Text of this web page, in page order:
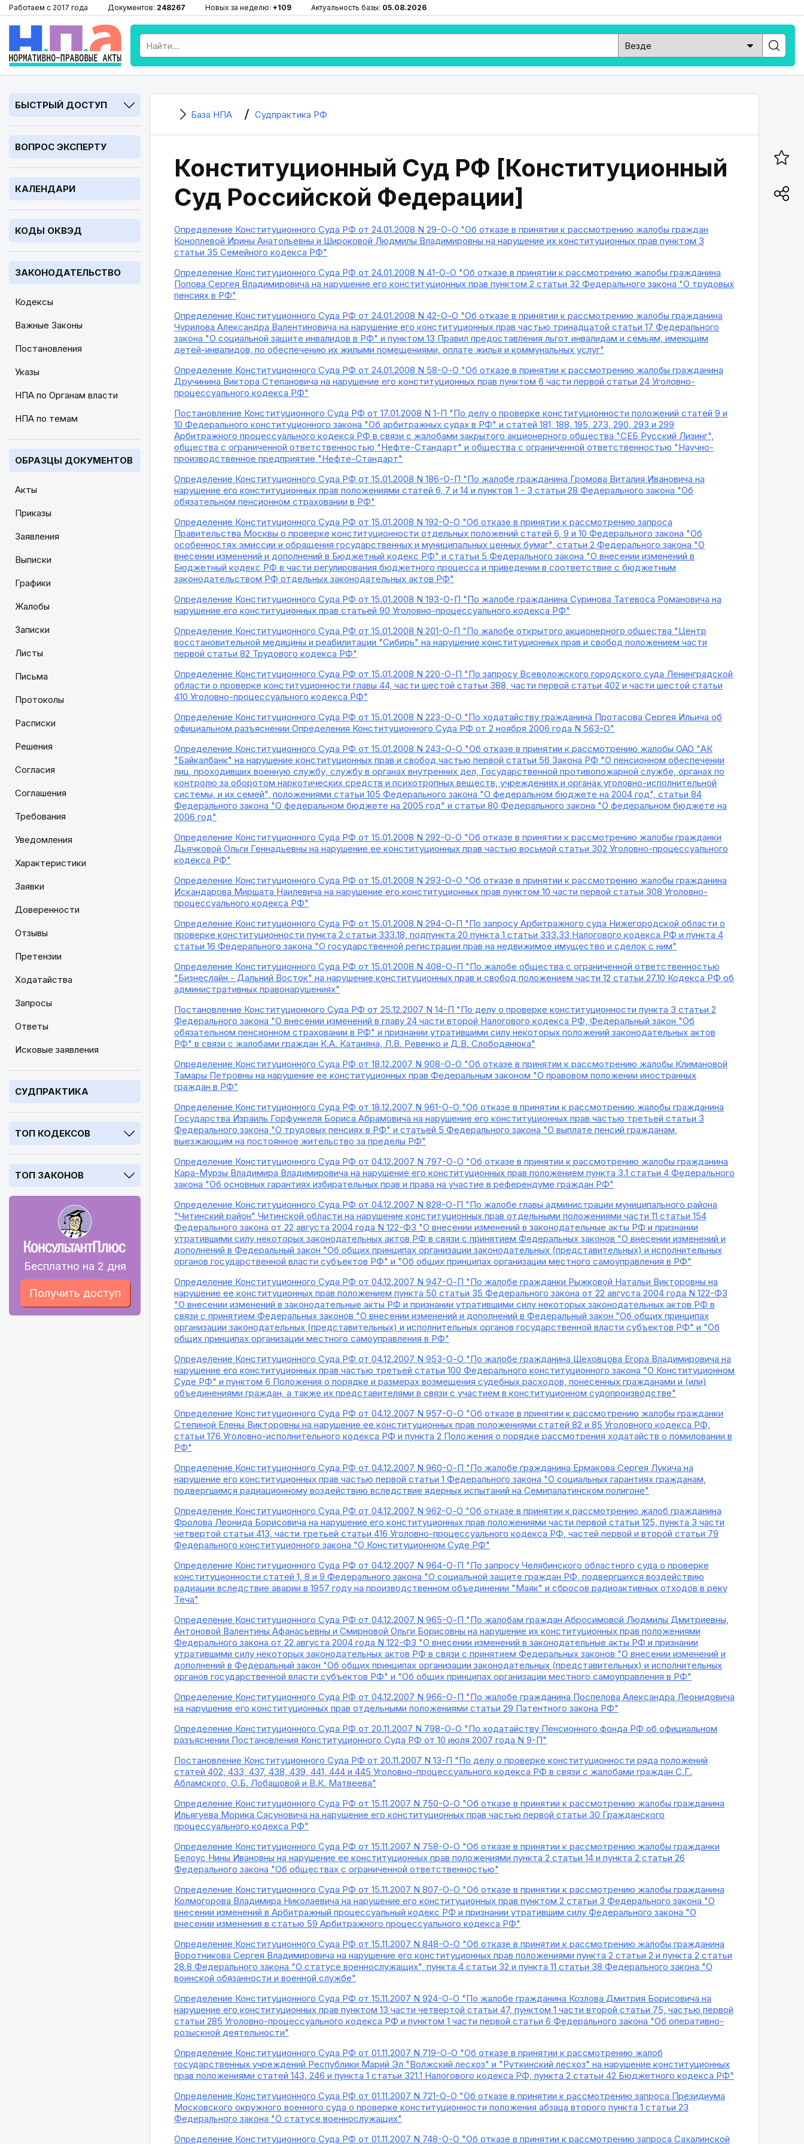
Работаем с 2017 года Документов: 248267 Новых за неделю: +109 Актуальность базы: 05.08.2026
БЫСТРЫЙ ДОСТУП
ВОПРОС ЭКСПЕРТУ
КАЛЕНДАРИ
КОДЫ ОКВЭД
ЗАКОНОДАТЕЛЬСТВО
Кодексы
Важные Законы
Постановления
Указы
НПА по Органам власти
НПА по темам
ОБРАЗЦЫ ДОКУМЕНТОВ
Акты
Приказы
Заявления
Выписки
Графики
Жалобы
Записки
Листы
Письма
Протоколы
Расписки
Решения
Согласия
Соглашения
Требования
Уведомления
Характеристики
Заявки
Доверенности
Отзывы
Претензии
Ходатайства
Запросы
Ответы
Исковые заявления
СУДПРАКТИКА
ТОП КОДЕКСОВ
ТОП ЗАКОНОВ
Бесплатно на 2 дня
Получить доступ
База НПА Судпрактика РФ
Конституционный Суд РФ [Конституционный
Суд Российской Федерации]
Определение Конституционного Суда РФ от 24.01.2008 N 29-О-О "Об отказе в принятии к рассмотрению жалобы граждан
Коноплевой Ирины Анатольевны и Широковой Людмилы Владимировны на нарушение их конституционных прав пунктом 3
статьи 35 Семейного кодекса РФ"
Определение Конституционного Суда РФ от 24.01.2008 N 41-О-О "Об отказе в принятии к рассмотрению жалобы гражданина
Попова Сергея Владимировича на нарушение его конституционных прав пунктом 2 статьи 32 Федерального закона "О трудовых
пенсиях в РФ"
Определение Конституционного Суда РФ от 24.01.2008 N 42-О-О "Об отказе в принятии к рассмотрению жалобы гражданина
Чурилова Александра Валентиновича на нарушение его конституционных прав частью тринадцатой статьи 17 Федерального
закона "О социальной защите инвалидов в РФ" и пунктом 13 Правил предоставления льгот инвалидам и семьям, имеющим
детей-инвалидов, по обеспечению их жилыми помещениями, оплате жилья и коммунальных услуг"
Определение Конституционного Суда РФ от 24.01.2008 N 58-О-О "Об отказе в принятии к рассмотрению жалобы гражданина
Дручинина Виктора Степановича на нарушение его конституционных прав пунктом 6 части первой статьи 24 Уголовно-
процессуального кодекса РФ"
Постановление Конституционного Суда РФ от 17.01.2008 N 1-П "По делу о проверке конституционности положений статей 9 и
10 Федерального конституционного закона "Об арбитражных судах в РФ" и статей 181, 188, 195, 273, 290, 293 и 299
Арбитражного процессуального кодекса РФ в связи с жалобами закрытого акционерного общества "СЕБ Русский Лизинг",
общества с ограниченной ответственностью "Нефте-Стандарт" и общества с ограниченной ответственностью "Научно-
производственное предприятие "Нефте-Стандарт"
Определение Конституционного Суда РФ от 15.01.2008 N 186-О-П "По жалобе гражданина Громова Виталия Ивановича на
нарушение его конституционных прав положениями статей 6, 7 и 14 и пунктов 1 - 3 статьи 28 Федерального закона "Об
обязательном пенсионном страховании в РФ"
Определение Конституционного Суда РФ от 15.01.2008 N 192-О-О "Об отказе в принятии к рассмотрению запроса
Правительства Москвы о проверке конституционности отдельных положений статей 6, 9 и 10 Федерального закона "Об
особенностях эмиссии и обращения государственных и муниципальных ценных бумаг", статьи 2 Федерального закона "О
внесении изменений и дополнений в Бюджетный кодекс РФ" и статьи 5 Федерального закона "О внесении изменений в
Бюджетный кодекс РФ в части регулирования бюджетного процесса и приведении в соответствие с бюджетным
законодательством РФ отдельных законодательных актов РФ"
Определение Конституционного Суда РФ от 15.01.2008 N 193-О-П "По жалобе гражданина Суринова Татевоса Романовича на
нарушение его конституционных прав статьей 90 Уголовно-процессуального кодекса РФ"
Определение Конституционного Суда РФ от 15.01.2008 N 201-О-П "По жалобе открытого акционерного общества "Центр
восстановительной медицины и реабилитации "Сибирь" на нарушение конституционных прав и свобод положением части
первой статьи 82 Трудового кодекса РФ"
Определение Конституционного Суда РФ от 15.01.2008 N 220-О-П "По запросу Всеволожского городского суда Ленинградской
области о проверке конституционности главы 44, части шестой статьи 388, части первой статьи 402 и части шестой статьи
410 Уголовно-процессуального кодекса РФ"
Определение Конституционного Суда РФ от 15.01.2008 N 223-О-О "По ходатайству гражданина Протасова Сергея Ильича об
официальном разъяснении Определения Конституционного Суда РФ от 2 ноября 2006 года N 563-О"
Определение Конституционного Суда РФ от 15.01.2008 N 243-О-О "Об отказе в принятии к рассмотрению жалобы ОАО "АК
"Байкалбанк" на нарушение конституционных прав и свобод частью первой статьи 56 Закона РФ "О пенсионном обеспечении
лиц, проходивших военную службу, службу в органах внутренних дел, Государственной противопожарной службе, органах по
контролю за оборотом наркотических средств и психотропных веществ, учреждениях и органах уголовно-исполнительной
системы, и их семей", положениями статьи 105 Федерального закона "О федеральном бюджете на 2004 год", статьи 84
Федерального закона "О федеральном бюджете на 2005 год" и статьи 80 Федерального закона "О федеральном бюджете на
2006 год"
Определение Конституционного Суда РФ от 15.01.2008 N 292-О-О "Об отказе в принятии к рассмотрению жалобы гражданки
Дьячковой Ольги Геннадьевны на нарушение ее конституционных прав частью восьмой статьи 302 Уголовно-процессуального
кодекса РФ"
Определение Конституционного Суда РФ от 15.01.2008 N 293-О-О "Об отказе в принятии к рассмотрению жалобы гражданина
Искандарова Миршата Наилевича на нарушение его конституционных прав пунктом 10 части первой статьи 308 Уголовно-
процессуального кодекса РФ"
Определение Конституционного Суда РФ от 15.01.2008 N 294-О-П "По запросу Арбитражного суда Нижегородской области о
проверке конституционности пункта 2 статьи 333.18, подпункта 20 пункта 1 статьи 333.33 Налогового кодекса РФ и пункта 4
статьи 16 Федерального закона "О государственной регистрации прав на недвижимое имущество и сделок с ним"
Определение Конституционного Суда РФ от 15.01.2008 N 408-О-П "По жалобе общества с ограниченной ответственностью
"Бизнеслайн - Дальний Восток" на нарушение конституционных прав и свобод положением части 12 статьи 27.10 Кодекса РФ об
административных правонарушениях"
Постановление Конституционного Суда РФ от 25.12.2007 N 14-П "По делу о проверке конституционности пункта 3 статьи 2
Федерального закона "О внесении изменений в главу 24 части второй Налогового кодекса РФ, Федеральный закон "Об
обязательном пенсионном страховании в РФ" и признании утратившими силу некоторых положений законодательных актов
РФ" в связи с жалобами граждан К.А. Катаняна, Л.В. Ревенко и Д.В. Слободянюка"
Определение Конституционного Суда РФ от 18.12.2007 N 908-О-О "Об отказе в принятии к рассмотрению жалобы Климановой
Тамары Петровны на нарушение ее конституционных прав Федеральным законом "О правовом положении иностранных
граждан в РФ"
Определение Конституционного Суда РФ от 18.12.2007 N 961-О-О "Об отказе в принятии к рассмотрению жалобы гражданина
Государства Израиль Горфункеля Бориса Абрамовича на нарушение его конституционных прав частью третьей статьи 3
Федерального закона "О трудовых пенсиях в РФ" и статьей 5 Федерального закона "О выплате пенсий гражданам,
выезжающим на постоянное жительство за пределы РФ"
Определение Конституционного Суда РФ от 04.12.2007 N 797-О-О "Об отказе в принятии к рассмотрению жалобы гражданина
Кара-Мурзы Владимира Владимировича на нарушение его конституционных прав положением пункта 3.1 статьи 4 Федерального
закона "Об основных гарантиях избирательных прав и права на участие в референдуме граждан РФ"
Определение Конституционного Суда РФ от 04.12.2007 N 828-О-П "По жалобе главы администрации муниципального района
"Читинский район" Читинской области на нарушение конституционных прав отдельными положениями части 11 статьи 154
Федерального закона от 22 августа 2004 года N 122-ФЗ "О внесении изменений в законодательные акты РФ и признании
утратившими силу некоторых законодательных актов РФ в связи с принятием Федеральных законов "О внесении изменений и
дополнений в Федеральный закон "Об общих принципах организации законодательных (представительных) и исполнительных
органов государственной власти субъектов РФ" и "Об общих принципах организации местного самоуправления в РФ"
Определение Конституционного Суда РФ от 04.12.2007 N 947-О-П "По жалобе гражданки Рыжковой Натальи Викторовны на
нарушение ее конституционных прав положением пункта 50 статьи 35 Федерального закона от 22 августа 2004 года N 122-ФЗ
"О внесении изменений в законодательные акты РФ и признании утратившими силу некоторых законодательных актов РФ в
связи с принятием Федеральных законов "О внесении изменений и дополнений в Федеральный закон "Об общих принципах
организации законодательных (представительных) и исполнительных органов государственной власти субъектов РФ" и "Об
общих принципах организации местного самоуправления в РФ"
Определение Конституционного Суда РФ от 04.12.2007 N 953-О-О "По жалобе гражданина Шеховцова Егора Владимировича на
нарушение его конституционных прав частью третьей статьи 100 Федерального конституционного закона "О Конституционном
Суде РФ" и пунктом 6 Положения о порядке и размерах возмещения судебных расходов, понесенных гражданами и (или)
объединениями граждан, а также их представителями в связи с участием в конституционном судопроизводстве"
Определение Конституционного Суда РФ от 04.12.2007 N 957-О-О "Об отказе в принятии к рассмотрению жалобы гражданки
Степиной Елены Викторовны на нарушение ее конституционных прав положениями статей 82 и 85 Уголовного кодекса РФ,
статьи 176 Уголовно-исполнительного кодекса РФ и пункта 2 Положения о порядке рассмотрения ходатайств о помиловании в
РФ"
Определение Конституционного Суда РФ от 04.12.2007 N 960-О-П "По жалобе гражданина Ермакова Сергея Лукича на
нарушение его конституционных прав частью первой статьи 1 Федерального закона "О социальных гарантиях гражданам,
подвергшимся радиационному воздействию вследствие ядерных испытаний на Семипалатинском полигоне"
Определение Конституционного Суда РФ от 04.12.2007 N 962-О-О "Об отказе в принятии к рассмотрению жалоб гражданина
Фролова Леонида Борисовича на нарушение его конституционных прав положениями части первой статьи 125, пункта 3 части
четвертой статьи 413, части третьей статьи 416 Уголовно-процессуального кодекса РФ, частей первой и второй статьи 79
Федерального конституционного закона "О Конституционном Суде РФ"
Определение Конституционного Суда РФ от 04.12.2007 N 964-О-П "По запросу Челябинского областного суда о проверке
конституционности статей 1, 8 и 9 Федерального закона "О социальной защите граждан РФ, подвергшихся воздействию
радиации вследствие аварии в 1957 году на производственном объединении "Маяк" и сбросов радиоактивных отходов в реку
Теча"
Определение Конституционного Суда РФ от 04.12.2007 N 965-О-П "По жалобам граждан Абросимовой Людмилы Дмитриевны,
Антоновой Валентины Афанасьевны и Смирновой Ольги Борисовны на нарушение их конституционных прав положениями
Федерального закона от 22 августа 2004 года N 122-ФЗ "О внесении изменений в законодательные акты РФ и признании
утратившими силу некоторых законодательных актов РФ в связи с принятием Федеральных законов "О внесении изменений и
дополнений в Федеральный закон "Об общих принципах организации законодательных (представительных) и исполнительных
органов государственной власти субъектов РФ" и "Об общих принципах организации местного самоуправления в РФ"
Определение Конституционного Суда РФ от 04.12.2007 N 966-О-П "По жалобе гражданина Поспелова Александра Леонидовича
на нарушение его конституционных прав отдельными положениями статьи 29 Патентного закона РФ"
Определение Конституционного Суда РФ от 20.11.2007 N 798-О-О "По ходатайству Пенсионного фонда РФ об официальном
разъяснении Постановления Конституционного Суда РФ от 10 июля 2007 года N 9-П"
Постановление Конституционного Суда РФ от 20.11.2007 N 13-П "По делу о проверке конституционности ряда положений
статей 402, 433, 437, 438, 439, 441, 444 и 445 Уголовно-процессуального кодекса РФ в связи с жалобами граждан С.Г.
Абламского, О.Б. Лобашовой и В.К. Матвеева"
Определение Конституционного Суда РФ от 15.11.2007 N 750-О-О "Об отказе в принятии к рассмотрению жалобы гражданина
Ильягуева Морика Сасуновича на нарушение его конституционных прав частью первой статьи 30 Гражданского
процессуального кодекса РФ"
Определение Конституционного Суда РФ от 15.11.2007 N 758-О-О "Об отказе в принятии к рассмотрению жалобы гражданки
Белоус Нины Ивановны на нарушение ее конституционных прав положениями пункта 2 статьи 14 и пункта 2 статьи 26
Федерального закона "Об обществах с ограниченной ответственностью"
Определение Конституционного Суда РФ от 15.11.2007 N 807-О-О "Об отказе в принятии к рассмотрению жалобы гражданина
Колмогорова Владимира Николаевича на нарушение его конституционных прав пунктом 2 статьи 3 Федерального закона "О
внесении изменений в Арбитражный процессуальный кодекс РФ и признании утратившим силу Федерального закона "О
внесении изменения в статью 59 Арбитражного процессуального кодекса РФ"
Определение Конституционного Суда РФ от 15.11.2007 N 848-О-О "Об отказе в принятии к рассмотрению жалобы гражданина
Воротникова Сергея Владимировича на нарушение его конституционных прав положениями пункта 2 статьи 2 и пункта 2 статьи
28.8 Федерального закона "О статусе военнослужащих", пункта 4 статьи 32 и пункта 11 статьи 38 Федерального закона "О
воинской обязанности и военной службе"
Определение Конституционного Суда РФ от 15.11.2007 N 924-О-О "По жалобе гражданина Козлова Дмитрия Борисовича на
нарушение его конституционных прав пунктом 13 части четвертой статьи 47, пунктом 1 части второй статьи 75, частью первой
статьи 285 Уголовно-процессуального кодекса РФ и пунктом 1 части первой статьи 6 Федерального закона "Об оперативно-
розыскной деятельности"
Определение Конституционного Суда РФ от 01.11.2007 N 719-О-О "Об отказе в принятии к рассмотрению жалоб
государственных учреждений Республики Марий Эл "Волжский лесхоз" и "Руткинский лесхоз" на нарушение конституционных
прав положениями статей 143, 246 и пункта 1 статьи 321.1 Налогового кодекса РФ, пункта 2 статьи 42 Бюджетного кодекса РФ"
Определение Конституционного Суда РФ от 01.11.2007 N 721-О-О "Об отказе в принятии к рассмотрению запроса Президиума
Московского окружного военного суда о проверке конституционности положения абзаца второго пункта 1 статьи 23
Федерального закона "О статусе военнослужащих"
Определение Конституционного Суда РФ от 01.11.2007 N 748-О-О "Об отказе в принятии к рассмотрению запроса Сахалинской